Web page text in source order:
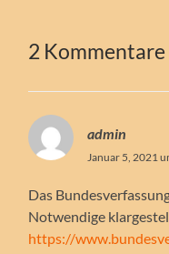
2 Kommentare
admin
Januar 5, 2021
Das
Notwendige
https://